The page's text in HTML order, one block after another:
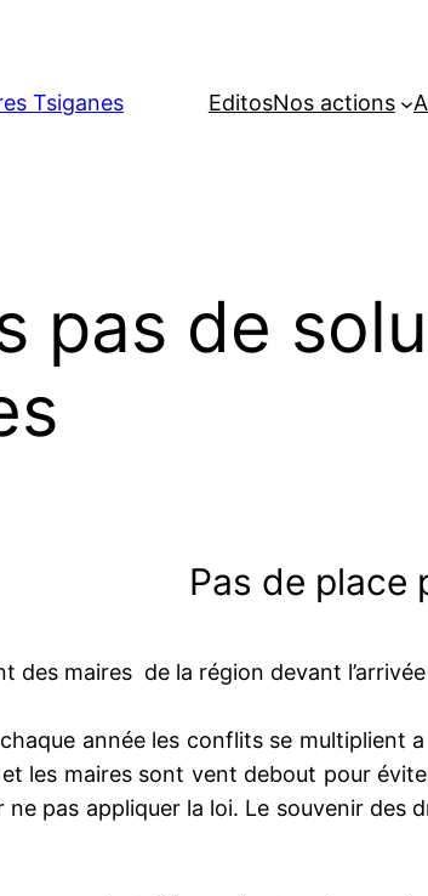
Tsiganes EditosNos actions
pas de
Pas de place
des maires de la région devant
année les conflits se multiplient
les maires sont vent debout pour
pas appliquer la loi. Le souvenir des